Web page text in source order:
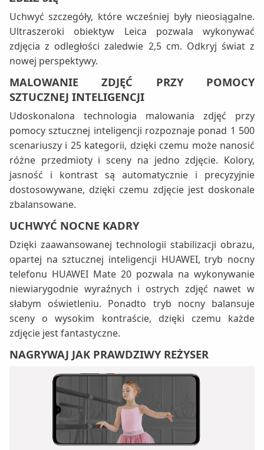
Uchwyć szczegóły, które wcześniej były nieosiągalne.
Ultraszeroki obiektyw Leica pozwala wykonywać
zdjęcia z odległości zaledwie 2,5 cm. Odkryj świat z
nowej perspektywy.
MALOWANIE ZDJĘĆ PRZY POMOCY
SZTUCZNEJ INTELIGENCJI
Udoskonalona technologia malowania zdjęć przy
pomocy sztucznej inteligencji rozpoznaje ponad 1 500
scenariuszy i 25 kategorii, dzięki czemu może nanosić
różne przedmioty i sceny na jedno zdjęcie. Kolory,
jasność i kontrast są automatycznie i precyzyjnie
dostosowywane, dzięki czemu zdjęcie jest doskonale
zbalansowane.
UCHWYĆ NOCNE KADRY
Dzięki zaawansowanej technologii stabilizacji obrazu,
opartej na sztucznej inteligencji HUAWEI, tryb nocny
telefonu HUAWEI Mate 20 pozwala na wykonywanie
niewiarygodnie wyraźnych i ostrych zdjęć nawet w
słabym oświetleniu. Ponadto tryb nocny balansuje
sceny o wysokim kontraście, dzięki czemu każde
zdjęcie jest fantastyczne.
NAGRYWAJ JAK PRAWDZIWY REŻYSER